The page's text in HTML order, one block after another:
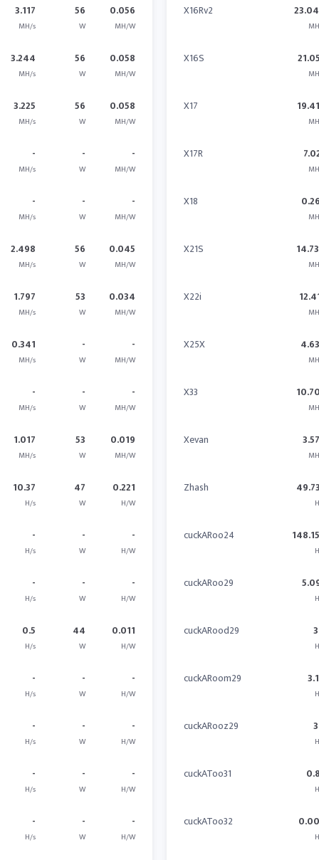
3.117
MH/s
56
W
0.056
MH/W
3.244
MH/s
56
W
0.058
MH/W
3.225
MH/s
56
W
0.058
MH/W
-
MH/s
-
W
-
MH/W
-
MH/s
-
W
-
MH/W
2.498
MH/s
56
W
0.045
MH/W
1.797
MH/s
53
W
0.034
MH/W
0.341
MH/s
-
W
-
MH/W
-
MH/s
-
W
-
MH/W
1.017
MH/s
53
W
0.019
MH/W
10.37
H/s
47
W
0.221
H/W
-
H/s
-
W
-
H/W
-
H/s
-
W
-
H/W
0.5
H/s
44
W
0.011
H/W
-
H/s
-
W
-
H/W
-
H/s
-
W
-
H/W
-
H/s
-
W
-
H/W
-
H/s
-
W
-
H/W
X16Rv2
X16S
X17
X17R
X18
X21S
X22i
X25X
X33
Xevan
Zhash
cuckARoo24
cuckARoo29
cuckARood29
cuckARoom29
cuckARooz29
cuckAToo31
cuckAToo32